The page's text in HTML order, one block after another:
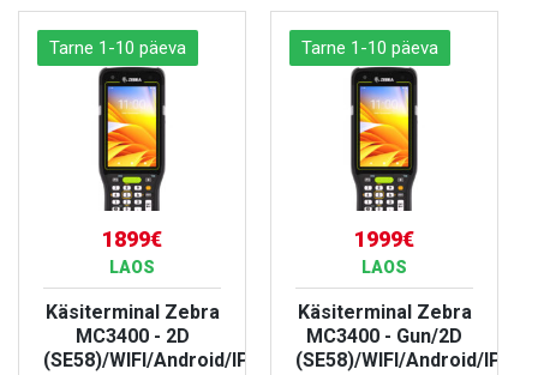
Tarne 1-10 päeva
1899€
LAOS
Käsiterminal Zebra
MC3400 - 2D
(SE58)/WIFI/Android/IP67
Tarne 1-10 päeva
1999€
LAOS
Käsiterminal Zebra
MC3400 - Gun/2D
(SE58)/WIFI/Android/IP67